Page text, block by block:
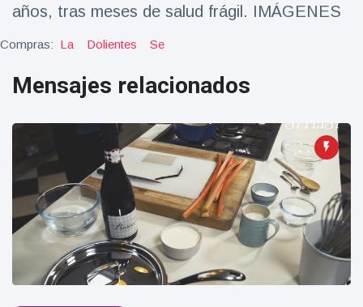
8999 Vistas
octubre!
8 May
7431
Großmutter
feiert ihren
99.
Geburtstag
und tanzt
zu
Mariachi-
Band
8 May
1132
años, tras meses de salud frágil. IMÁGENES
Compras: La Dolientes Se
Mensajes relacionados